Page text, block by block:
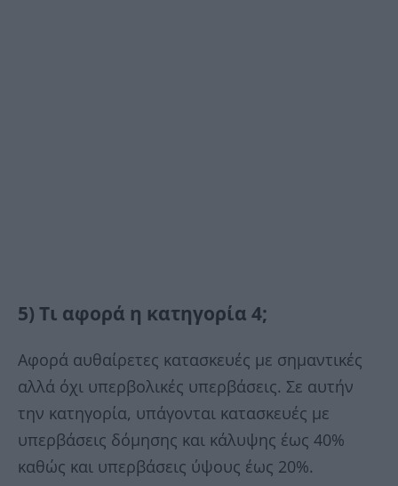
5) Τι αφορά η κατηγορία 4;
Αφορά αυθαίρετες κατασκευές με σημαντικές
αλλά όχι υπερβολικές υπερβάσεις. Σε αυτήν
την κατηγορία, υπάγονται κατασκευές με
υπερβάσεις δόμησης και κάλυψης έως 40%
καθώς και υπερβάσεις ύψους έως 20%.